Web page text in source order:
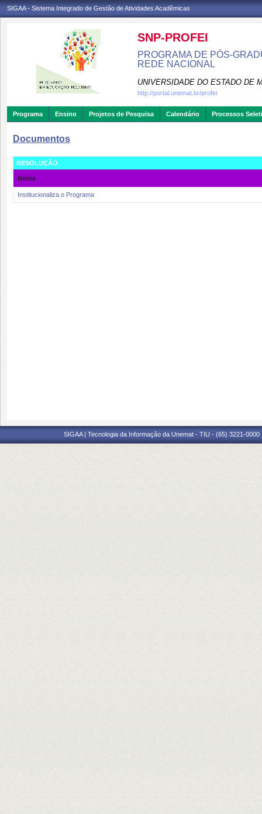
SIGAA - Sistema Integrado de Gestão de Atividades Acadêmicas
SNP-PROFEI
PROGRAMA DE PÓS-
REDE NACIONAL
UNIVERSIDADE DO ESTADO DE
http://portal.unemat.br/profei
Programa Ensino Projetos de Pesquisa Calendário Processos
Documentos
RESOLUÇÃO
Nome
Institucionaliza o Programa
SIGAA | Tecnologia da Informação da Unemat - TIU - (65) 3221-